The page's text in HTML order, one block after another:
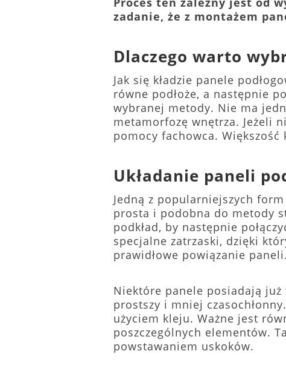
zadanie, że z montażem
Dlaczego warto
Jak się kładzie panele
równe podłoże, a następnie
wybranej metody. Nie ma
metamorfozę wnętrza. Jeżeli
pomocy fachowca.
Układanie paneli
Jedną z popularniejszych
prosta i podobna do metody
podkład, by następnie
specjalne zatrzaski, dzięki
prawidłowe powiązanie paneli.
Niektóre panele posiadają
prostszy i mniej
użyciem kleju. Ważne jest
poszczególnych elementów.
powstawaniem uskoków.